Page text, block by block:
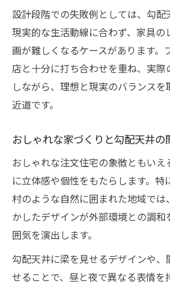
設計段階での失敗例としては、勾
現実的な生活動線に合わず、家具の
画が難しくなるケースがあります。
店と十分に打ち合わせを重ね、実際
しながら、理想と現実のバランス
近道です。
おしゃれな家づくりと勾配天井の
おしゃれな注文住宅の象徴ともい
に立体感や個性をもたらします。特
村のような自然に囲まれた地域で
かしたデザインが外部環境との調
囲気を演出します。
勾配天井に梁を見せるデザインや、
せることで、昼と夜で異なる表情を